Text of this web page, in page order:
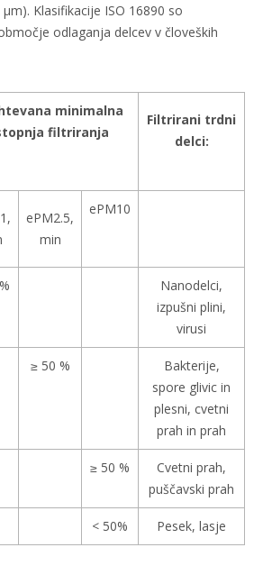
Klasifikacije ISO 16890 so
odlaganja delcev v človeških
minimalna
filtriranja
Filtrirani trdni
delci:
ePM2.5,
min
ePM10
Nanodelci,
izpušni plini,
virusi
≥ 50 %
Bakterije,
spore glivic in
plesni, cvetni
prah in prah
≥ 50 %
Cvetni prah,
puščavski prah
< 50% Pesek, lasje